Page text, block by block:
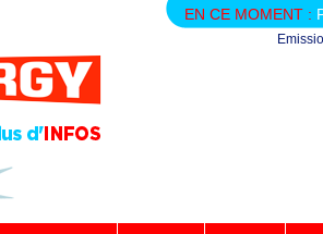
EN CE MOMENT :